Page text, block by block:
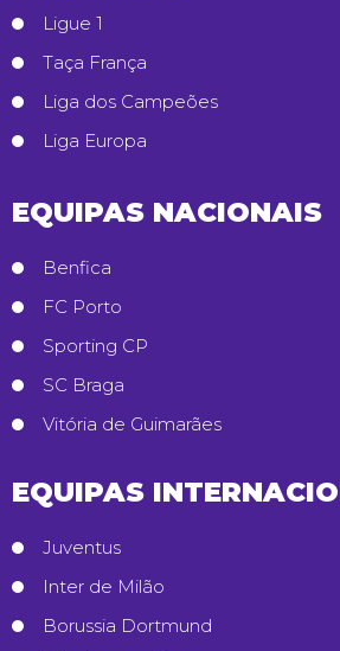
Ligue 1
Taça França
Liga dos Campeões
Liga Europa
EQUIPAS NACIONAIS
Benfica
FC Porto
Sporting CP
SC Braga
Vitória de Guimarães
EQUIPAS
Juventus
Inter de Milão
Borussia Dortmund